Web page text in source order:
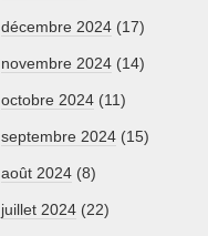
décembre 2024 (17)
novembre 2024 (14)
octobre 2024 (11)
septembre 2024 (15)
août 2024 (8)
juillet 2024 (22)